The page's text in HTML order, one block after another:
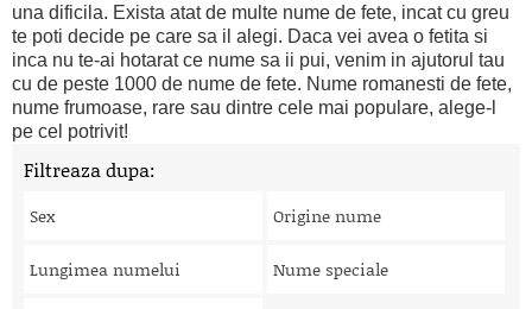
una dificila. Exista atat de multe nume de fete, incat cu greu
te poti decide pe care sa il alegi. Daca vei avea o fetita si
inca nu te-ai hotarat ce nume sa ii pui, venim in ajutorul tau
cu de peste 1000 de nume de fete. Nume romanesti de fete,
nume frumoase, rare sau dintre cele mai populare, alege-l
pe cel potrivit!
Filtreaza dupa:
Sex Origine nume
Lungimea numelui Nume speciale